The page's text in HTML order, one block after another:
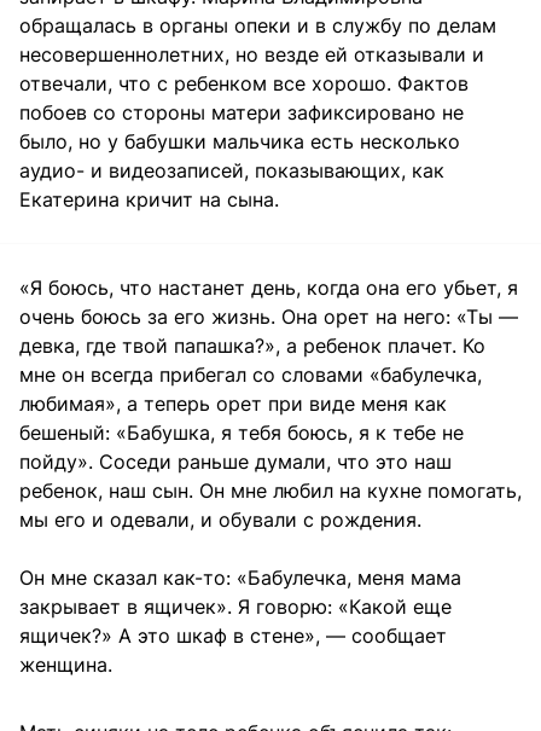
обращалась в органы опеки и в службу по делам
несовершеннолетних, но везде ей отказывали и
отвечали, что с ребенком все хорошо. Фактов
побоев со стороны матери зафиксировано не
было, но у бабушки мальчика есть несколько
аудио- и видеозаписей, показывающих, как
Екатерина кричит на сына.
«Я боюсь, что настанет день, когда она его убьет, я
очень боюсь за его жизнь. Она орет на него: «Ты —
девка, где твой папашка?», а ребенок плачет. Ко
мне он всегда прибегал со словами «бабулечка,
любимая», а теперь орет при виде меня как
бешеный: «Бабушка, я тебя боюсь, я к тебе не
пойду». Соседи раньше думали, что это наш
ребенок, наш сын. Он мне любил на кухне помогать,
мы его и одевали, и обували с рождения.
Он мне сказал как-то: «Бабулечка, меня мама
закрывает в ящичек». Я говорю: «Какой еще
ящичек?» А это шкаф в стене», — сообщает
женщина.